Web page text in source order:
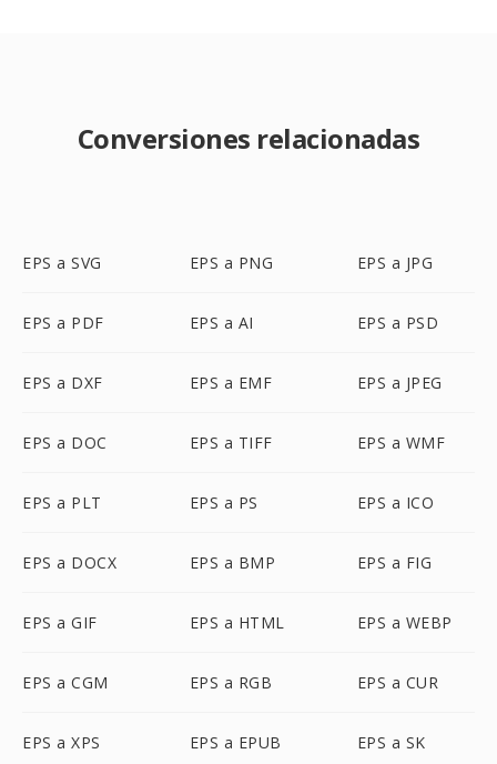
Conversiones relacionadas
EPS a SVG EPS a PNG EPS a JPG
EPS a PDF EPS a AI EPS a PSD
EPS a DXF EPS a EMF EPS a JPEG
EPS a DOC EPS a TIFF EPS a WMF
EPS a PLT EPS a PS EPS a ICO
EPS a DOCX EPS a BMP EPS a FIG
EPS a GIF EPS a HTML EPS a WEBP
EPS a CGM EPS a RGB EPS a CUR
EPS a XPS EPS a EPUB EPS a SK